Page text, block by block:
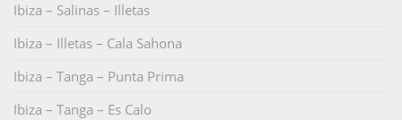
Ibiza – Salinas – Illetas
Ibiza – Illetas – Cala Sahona
Ibiza – Tanga – Punta Prima
Ibiza – Tanga – Es Calo